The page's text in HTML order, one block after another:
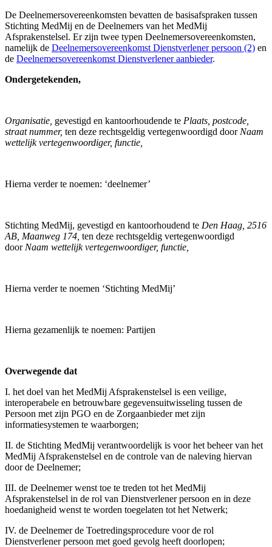
De Deelnemersovereenkomsten bevatten de basisafspraken tussen
Stichting MedMij en de Deelnemers van het MedMij
Afsprakenstelsel. Er zijn twee typen Deelnemersovereenkomsten,
namelijk de Deelnemersovereenkomst Dienstverlener persoon (2) en
de Deelnemersovereenkomst Dienstverlener aanbieder.
Ondergetekenden,
Organisatie, gevestigd en kantoorhoudende te Plaats, postcode,
straat nummer, ten deze rechtsgeldig vertegenwoordigd door Naam
wettelijk vertegenwoordiger, functie,
Hierna verder te noemen: ‘deelnemer’
Stichting MedMij, gevestigd en kantoorhoudend te Den Haag, 2516
AB, Maanweg 174, ten deze rechtsgeldig vertegenwoordigd
door Naam wettelijk vertegenwoordiger, functie,
Hierna verder te noemen ‘Stichting MedMij’
Hierna gezamenlijk te noemen: Partijen
Overwegende dat
I. het doel van het MedMij Afsprakenstelsel is een veilige,
interoperabele en betrouwbare gegevensuitwisseling tussen de
Persoon met zijn PGO en de Zorgaanbieder met zijn
informatiesystemen te waarborgen;
II. de Stichting MedMij verantwoordelijk is voor het beheer van het
MedMij Afsprakenstelsel en de controle van de naleving hiervan
door de Deelnemer;
III. de Deelnemer wenst toe te treden tot het MedMij
Afsprakenstelsel in de rol van Dienstverlener persoon en in deze
hoedanigheid wenst te worden toegelaten tot het Netwerk;
IV. de Deelnemer de Toetredingsprocedure voor de rol
Dienstverlener persoon met goed gevolg heeft doorlopen;